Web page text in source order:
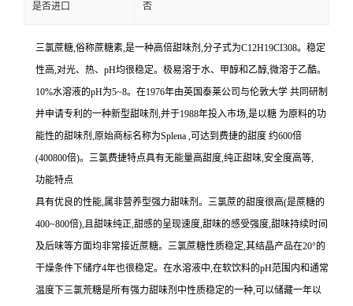
是否进口 否
三氯蔗糖,俗称蔗糖素,是一种高倍甜味剂,分子式为C12H19CI308。稳定
性高,对光、热、pH均很稳定。极易溶于水、甲醇和乙醇,微溶于乙酷。
10%水溶液的pH为5~8。在1976年由英国泰莱公司与伦敦大学 共同研制
并申请专利的一种新型甜味剂,并于1988年投入市场,是以糖 为原料的功
能性的甜味剂,原始商标名称为Splena ,可达到费捷的甜度 约600倍
(400800倍)。三氯费捷特点具有无能量高甜度,纯正甜味,安全度高等,
功能特点
具有优良的性能,属非营养型强力甜味剂。三氯蔗的甜度很高(是蔗糖的
400~800倍),且甜味纯正,甜感的呈现速度,甜味的感受强度,甜味持续时间
及后味等方面均非常接近蔗糖。三氯蔗糖性质稳定,其结晶产品在20°的
干燥条件下储疗4年也很稳定。在水溶液中,在软饮料的pH范围内和通常
温度下三氯荒糖是所有强力甜味剂中性质稳定的一种,可以储藏一年以